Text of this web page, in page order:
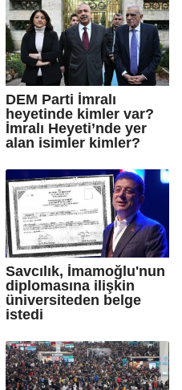
DEM Parti İmralı
heyetinde kimler var?
İmralı Heyeti’nde yer
alan isimler kimler?
Savcılık, İmamoğlu'nun
diplomasına ilişkin
üniversiteden belge
istedi